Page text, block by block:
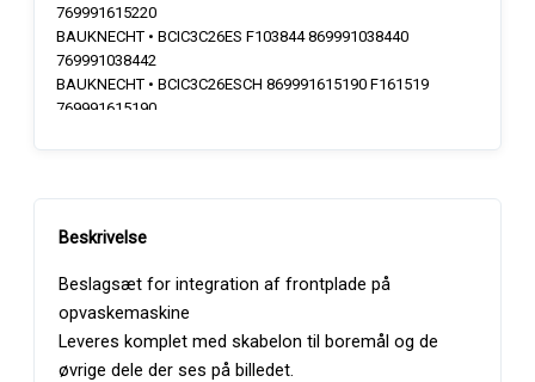
Beslagsæt for integration af frontplade på
opvaskemaskine
Leveres komplet med skabelon til boremål og de
øvrige dele der ses på billedet.
769991615220
BAUKNECHT • BCIC3C26ES F103844 869991038440
769991038442
BAUKNECHT • BCIC3C26ESCH 869991615190 F161519
769991615190
769991053432
769991614160
BAUKNECHT • BCIO3O33PLESCH 869991610760 F161076
BAUKNECHT • BCIO3O41PLES 869991610730 F161073
769991610730
BAUKNECHT • BCIO3O41PLETS 869991610790 F161079
769991610790
BAUKNECHT • BCIO3T122PESCH F105348 869991053480